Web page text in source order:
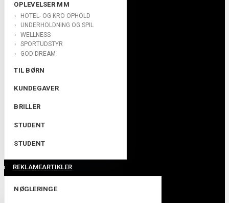
OPLEVELSER MM
HOTEL- OG KRO OPHOLD
UNDERHOLDNING OG SPIL
WELLNESS
SPORTUDSTYR
GOD DREAM
TIL BØRN
KUNDEGAVER
BRILLER
STUDENT
STUDENT
REKLAMEARTIKLER
NØGLERINGE